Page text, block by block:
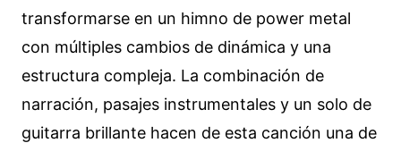
transformarse en un himno de power metal
con múltiples cambios de dinámica y una
estructura compleja. La combinación de
narración, pasajes instrumentales y un solo de
guitarra brillante hacen de esta canción una de